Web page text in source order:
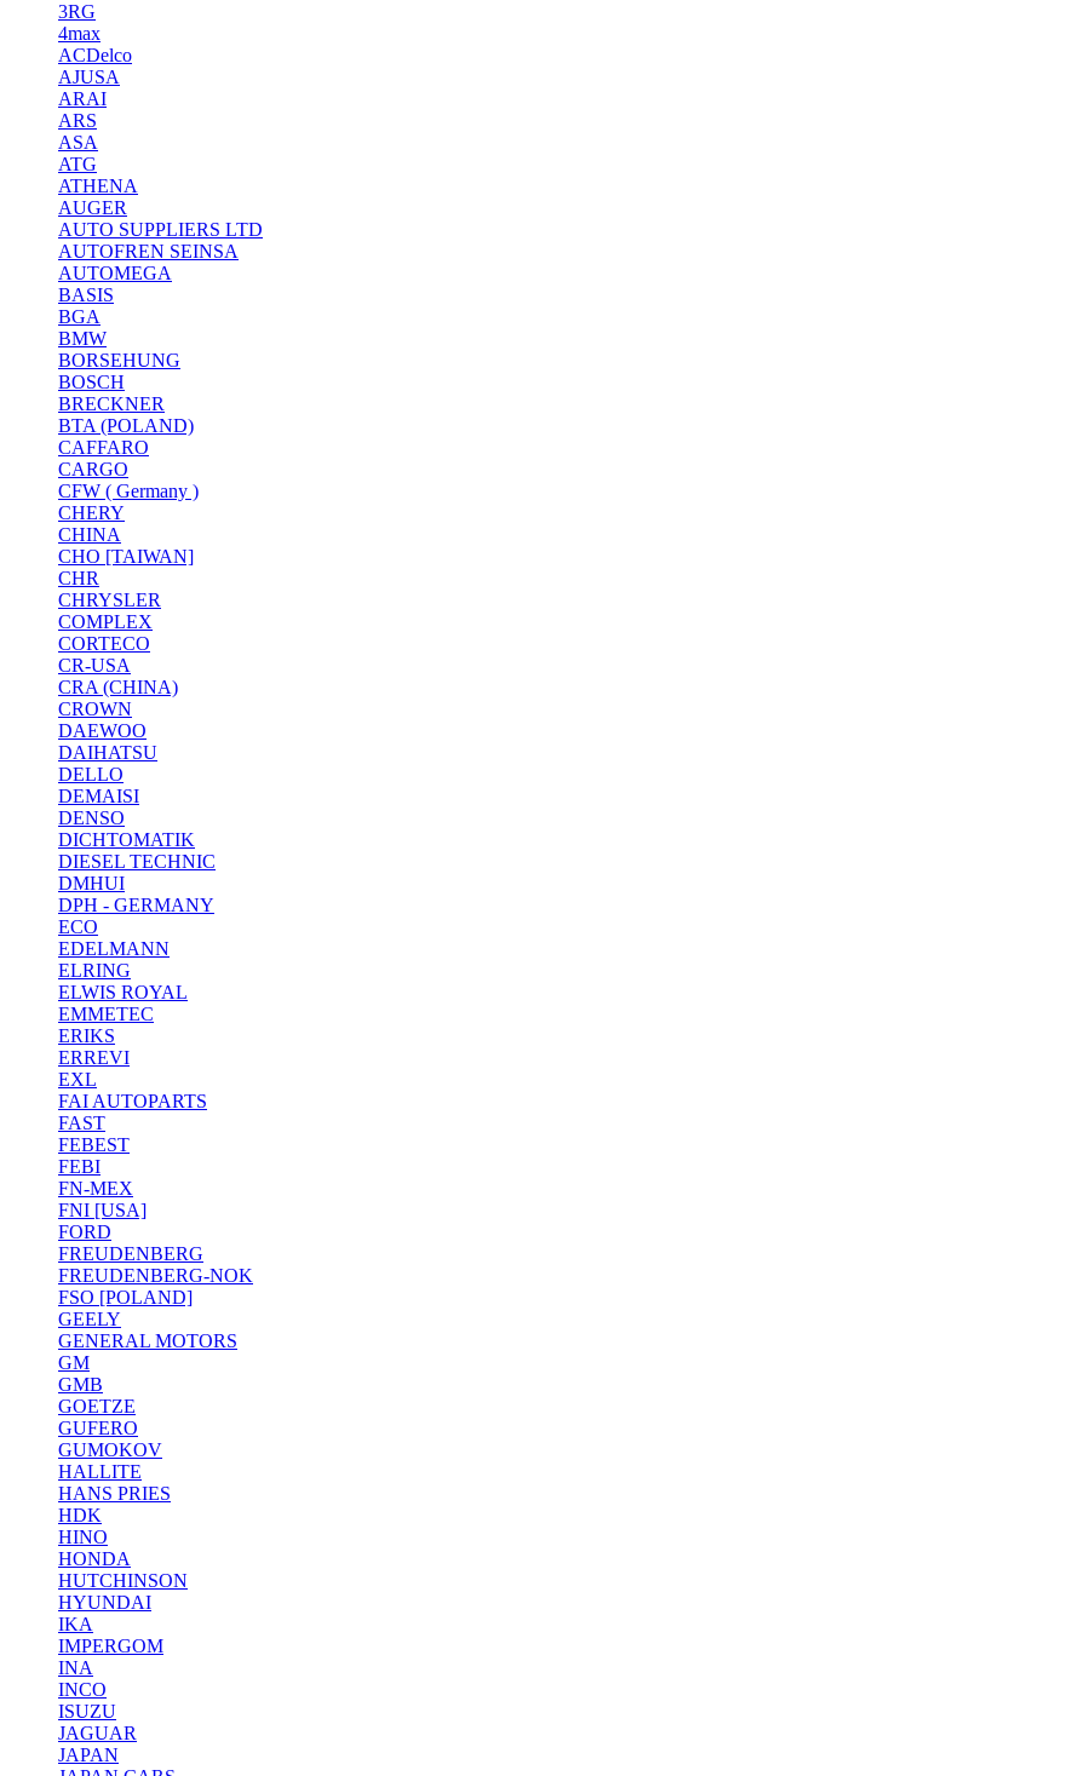
3RG
4max
ACDelco
AJUSA
ARAI
ARS
ASA
ATG
ATHENA
AUGER
AUTO SUPPLIERS LTD
AUTOFREN SEINSA
AUTOMEGA
BASIS
BGA
BMW
BORSEHUNG
BOSCH
BRECKNER
BTA (POLAND)
CAFFARO
CARGO
CFW ( Germany )
CHERY
CHINA
CHO [TAIWAN]
CHR
CHRYSLER
COMPLEX
CORTECO
CR-USA
CRA (CHINA)
CROWN
DAEWOO
DAIHATSU
DELLO
DEMAISI
DENSO
DICHTOMATIK
DIESEL TECHNIC
DMHUI
DPH - GERMANY
ECO
EDELMANN
ELRING
ELWIS ROYAL
EMMETEC
ERIKS
ERREVI
EXL
FAI AUTOPARTS
FAST
FEBEST
FEBI
FN-MEX
FNI [USA]
FORD
FREUDENBERG
FREUDENBERG-NOK
FSO [POLAND]
GEELY
GENERAL MOTORS
GM
GMB
GOETZE
GUFERO
GUMOKOV
HALLITE
HANS PRIES
HDK
HINO
HONDA
HUTCHINSON
HYUNDAI
IKA
IMPERGOM
INA
INCO
ISUZU
JAGUAR
JAPAN